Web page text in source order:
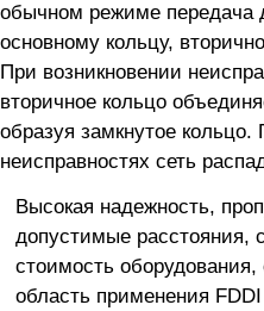
обычном режиме передача
основному кольцу,
При возникновении
вторичное кольцо
образуя замкнутое
неисправностях сеть
Высокая надежность,
допустимые расстояния,
стоимость
область применения